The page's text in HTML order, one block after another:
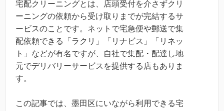
宅配クリーニングとは、店頭受付を介さずクリ
ーニングの依頼から受け取りまでが完結するサ
ービスのことです。ネットで宅急便や郵送で集
配依頼できる「ラクリ」「リナビス」「リネッ
ト」などが有名ですが、自社で集配・配達し地
元でデリバリーサービスを提供する店もありま
す。
この記事では、墨田区にいながら利用できる宅